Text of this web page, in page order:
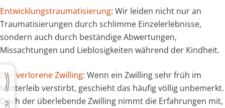
Entwicklungstraumatisierung: Wir leiden nicht nur an
Traumatisierungen durch schlimme Einzelerlebnisse,
sondern auch durch beständige Abwertungen,
Missachtungen und Lieblosigkeiten während der Kindheit.
Der verlorene Zwilling: Wenn ein Zwilling sehr früh im
Mutterleib verstirbt, geschieht das häufig völlig unbemerkt.
Doch der überlebende Zwilling nimmt die Erfahrungen mit,